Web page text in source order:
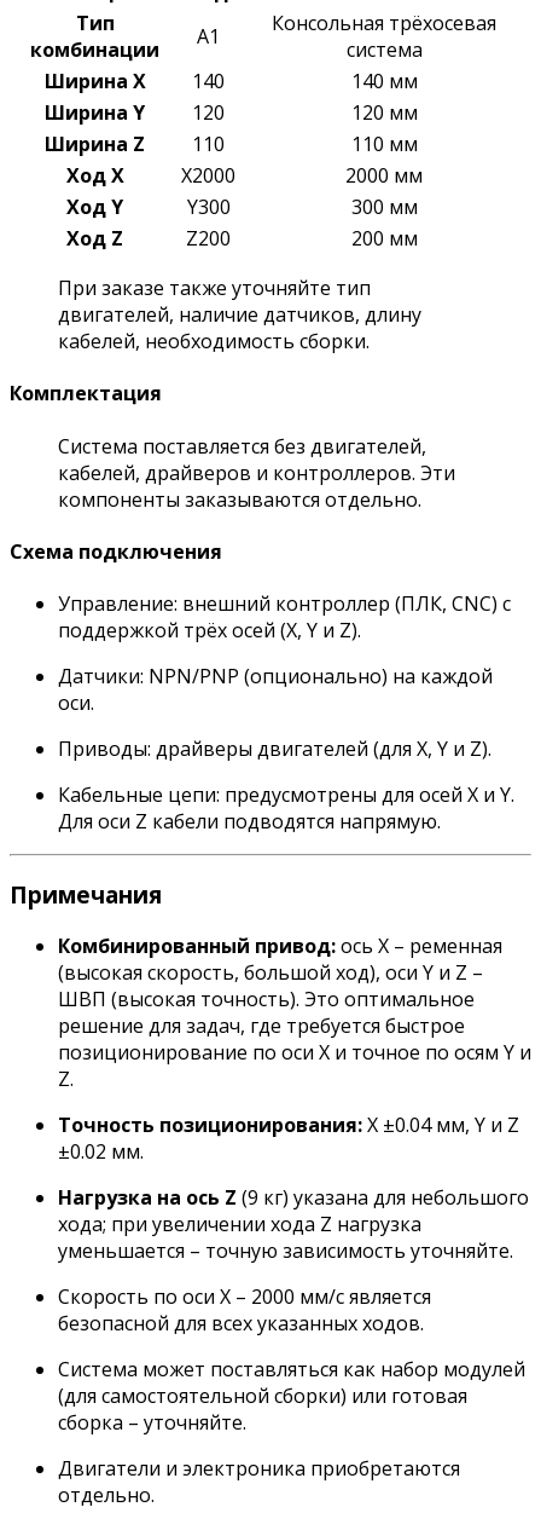
Тип
комбинации
A1
Консольная трёхосевая
система
Ширина X
140
140 мм
Ширина Y
120
120 мм
Ширина Z
110
110 мм
Ход X
X2000
2000 мм
Ход Y
Y300
300 мм
Ход Z
Z200
200 мм
При заказе также уточняйте тип
двигателей, наличие датчиков, длину
кабелей, необходимость сборки.
Комплектация
Система поставляется без двигателей,
кабелей, драйверов и контроллеров. Эти
компоненты заказываются отдельно.
Схема подключения
Управление: внешний контроллер (ПЛК, CNC) с
поддержкой трёх осей (X, Y и Z).
Датчики: NPN/PNP (опционально) на каждой
оси.
Приводы: драйверы двигателей (для X, Y и Z).
Кабельные цепи: предусмотрены для осей X и Y.
Для оси Z кабели подводятся напрямую.
Примечания
Комбинированный привод:ось X – ременная
(высокая скорость, большой ход), оси Y и Z –
ШВП (высокая точность). Это оптимальное
решение для задач, где требуется быстрое
позиционирование по оси X и точное по осям Y и
Z.
Точность позиционирования:X ±0.04 мм, Y и Z
±0.02 мм.
Нагрузка на ось Z (9 кг) указана для небольшого
хода; при увеличении хода Z нагрузка
уменьшается – точную зависимость уточняйте.
Скорость по оси X – 2000 мм/с является
безопасной для всех указанных ходов.
Система может поставляться как набор модулей
(для самостоятельной сборки) или готовая
сборка – уточняйте.
Двигатели и электроника приобретаются
отдельно.